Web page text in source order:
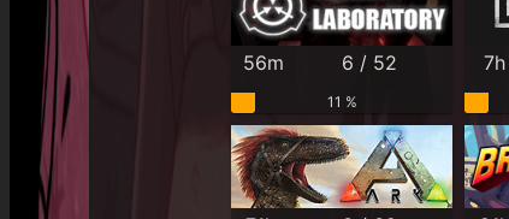
56m 6 / 52
11 %
7h